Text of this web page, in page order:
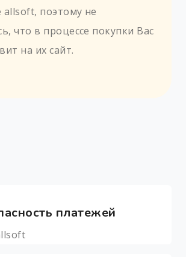
поэтому не
что в процессе покупки Вас
на их сайт.
платежей